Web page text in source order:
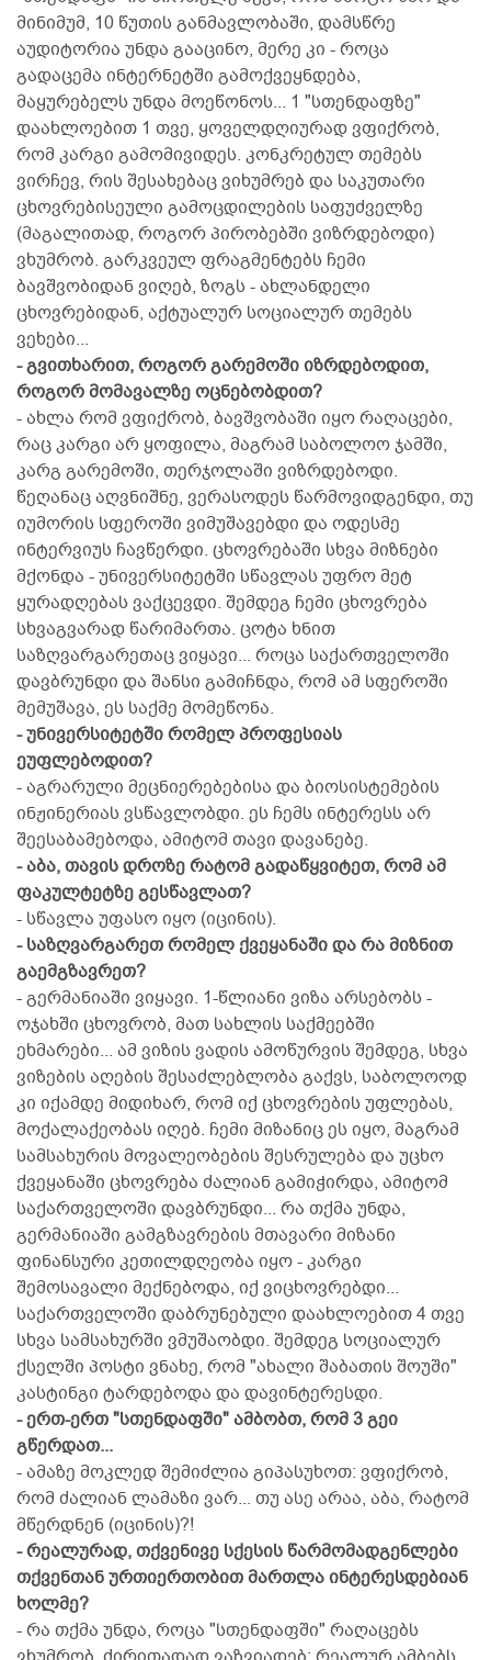
მინიმუმ, 10 წუთის განმავლობაში, დამსწრე
აუდიტორია უნდა გააცინო, მერე კი - როცა
გადაცემა ინტერნეტში გამოქვეყნდება,
მაყურებელს უნდა მოეწონოს... 1 "სთენდაფზე"
დაახლოებით 1 თვე, ყოველდღიურად ვფიქრობ,
რომ კარგი გამომივიდეს. კონკრეტულ თემებს
ვირჩევ, რის შესახებაც ვიხუმრებ და საკუთარი
ცხოვრებისეული გამოცდილების საფუძველზე
(მაგალითად, როგორ პირობებში ვიზრდებოდი)
ვხუმრობ. გარკვეულ ფრაგმენტებს ჩემი
ბავშვობიდან ვიღებ, ზოგს - ახლანდელი
ცხოვრებიდან, აქტუალურ სოციალურ თემებს
ვეხები...
- გვითხარით, როგორ გარემოში იზრდებოდით,
როგორ მომავალზე ოცნებობდით?
- ახლა რომ ვფიქრობ, ბავშვობაში იყო რაღაცები,
რაც კარგი არ ყოფილა, მაგრამ საბოლოო ჯამში,
კარგ გარემოში, თერჯოლაში ვიზრდებოდი.
წეღანაც აღვნიშნე, ვერასოდეს წარმოვიდგენდი, თუ
იუმორის სფეროში ვიმუშავებდი და ოდესმე
ინტერვიუს ჩავწერდი. ცხოვრებაში სხვა მიზნები
მქონდა - უნივერსიტეტში სწავლას უფრო მეტ
ყურადღებას ვაქცევდი. შემდეგ ჩემი ცხოვრება
სხვაგვარად წარიმართა. ცოტა ხნით
საზღვარგარეთაც ვიყავი... როცა საქართველოში
დავბრუნდი და შანსი გამიჩნდა, რომ ამ სფეროში
მემუშავა, ეს საქმე მომეწონა.
- უნივერსიტეტში რომელ პროფესიას
ეუფლებოდით?
- აგრარული მეცნიერებებისა და ბიოსისტემების
ინჟინერიას ვსწავლობდი. ეს ჩემს ინტერესს არ
შეესაბამებოდა, ამიტომ თავი დავანებე.
- აბა, თავის დროზე რატომ გადაწყვიტეთ, რომ ამ
ფაკულტეტზე გესწავლათ?
- სწავლა უფასო იყო (იცინის).
- საზღვარგარეთ რომელ ქვეყანაში და რა მიზნით
გაემგზავრეთ?
- გერმანიაში ვიყავი. 1-წლიანი ვიზა არსებობს -
ოჯახში ცხოვრობ, მათ სახლის საქმეებში
ეხმარები... ამ ვიზის ვადის ამოწურვის შემდეგ, სხვა
ვიზების აღების შესაძლებლობა გაქვს, საბოლოოდ
კი იქამდე მიდიხარ, რომ იქ ცხოვრების უფლებას,
მოქალაქეობას იღებ. ჩემი მიზანიც ეს იყო, მაგრამ
სამსახურის მოვალეობების შესრულება და უცხო
ქვეყანაში ცხოვრება ძალიან გამიჭირდა, ამიტომ
საქართველოში დავბრუნდი... რა თქმა უნდა,
გერმანიაში გამგზავრების მთავარი მიზანი
ფინანსური კეთილდღეობა იყო - კარგი
შემოსავალი მექნებოდა, იქ ვიცხოვრებდი...
საქართველოში დაბრუნებული დაახლოებით 4 თვე
სხვა სამსახურში ვმუშაობდი. შემდეგ სოციალურ
ქსელში პოსტი ვნახე, რომ "ახალი შაბათის შოუში"
კასტინგი ტარდებოდა და დავინტერესდი.
- ერთ-ერთ "სთენდაფში" ამბობთ, რომ 3 გეი
გწერდათ...
- ამაზე მოკლედ შემიძლია გიპასუხოთ: ვფიქრობ,
რომ ძალიან ლამაზი ვარ... თუ ასე არაა, აბა, რატომ
მწერდნენ (იცინის)?!
- რეალურად, თქვენივე სქესის წარმომადგენლები
თქვენთან ურთიერთობით მართლა ინტერესდებიან
ხოლმე?
- რა თქმა უნდა, როცა "სთენდაფში" რაღაცებს